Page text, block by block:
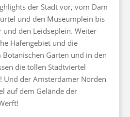
der Stadt vor, vom Dam
und den Museumplein bis
und den Leidseplein. Weiter
Hafengebiet und die
Garten und in den
die tollen Stadtviertel
Und der Amsterdamer Norden
auf dem Gelände der